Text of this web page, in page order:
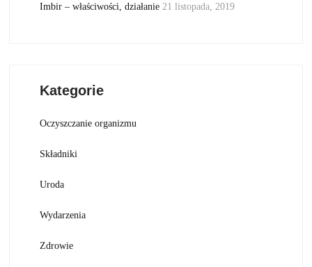
Imbir – właściwości, działanie 21 listopada, 2019
Kategorie
Oczyszczanie organizmu
Składniki
Uroda
Wydarzenia
Zdrowie